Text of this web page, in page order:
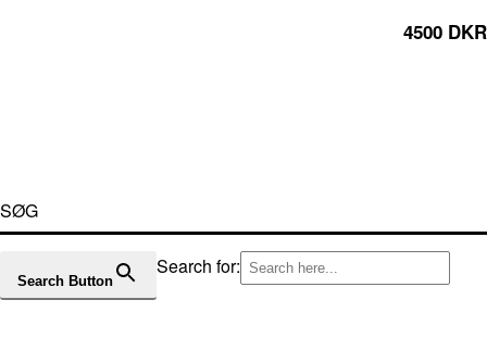
4500 DKR
SØG
Search for:
Search Button